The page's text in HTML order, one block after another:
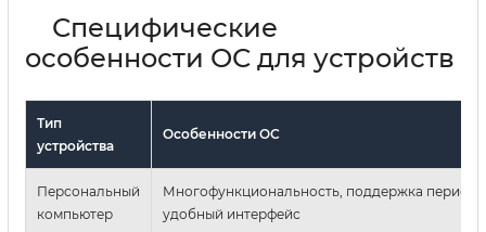
Специфические
особенности ОС для устройств
Тип
устройства
Особенности ОС
Персональный
компьютер
Многофункциональность, поддержка
удобный интерфейс